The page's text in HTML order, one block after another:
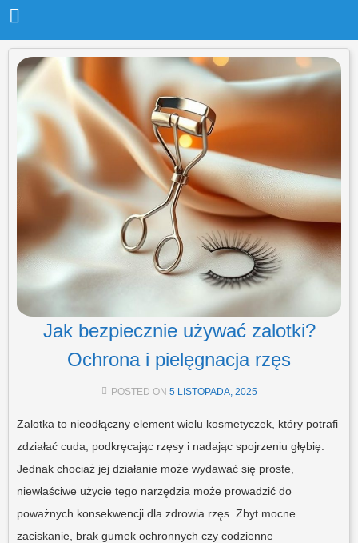
Jak bezpiecznie używać zalotki?
Ochrona i pielęgnacja rzęs
POSTED ON 5 LISTOPADA, 2025
Zalotka to nieodłączny element wielu kosmetyczek, który potrafi
zdziałać cuda, podkręcając rzęsy i nadając spojrzeniu głębię.
Jednak chociaż jej działanie może wydawać się proste,
niewłaściwe użycie tego narzędzia może prowadzić do
poważnych konsekwencji dla zdrowia rzęs. Zbyt mocne
zaciskanie, brak gumek ochronnych czy codzienne